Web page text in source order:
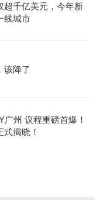
超千亿美元，今年新
线城市
该降了
州 议程重磅首爆！
揭晓！